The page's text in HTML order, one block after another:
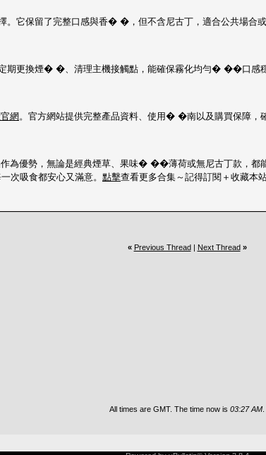
。它保留了完整口感與香� �，但不含尼古丁，適合公共場合
期更換煙� �、清理主機接觸點，能確保霧化均勻� ��口感穩
網。官方網站提供完整產品資料、使用� �南以及購買保障
為優勢，無論是經典煙草、果味� ��薄荷或無尼古丁款，
吸食都安心又滿意。 點擊查看更多合集～記得訂閱＋收藏
« Previous Thread| Next Thread »
All times are GMT. The time now is 03:27 AM